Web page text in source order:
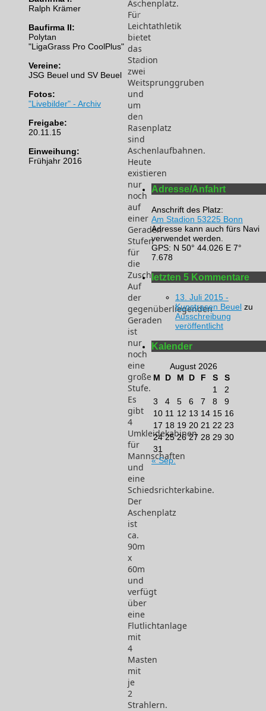
Aschenplatz.
Für
Leichtathletik
bietet
das
Stadion
zwei
Weitsprunggruben
und
um
den
Rasenplatz
sind
Aschenlaufbahnen.
Heute
existieren
nur
noch
auf
einer
Geraden
Stufen
für
die
Zuschauer.
Auf
der
gegenüberliegenden
Geraden
ist
nur
noch
eine
große
Stufe.
Es
gibt
4
Umkleidekabinen
für
Mannschaften
und
eine
Schiedsrichterkabine.
Der
Aschenplatz
ist
ca.
90m
x
60m
und
verfügt
über
eine
Flutlichtanlage
mit
4
Masten
mit
je
2
Strahlern.
Ralph Krämer
Baufirma II:
Polytan
"LigaGrass Pro CoolPlus"
Vereine:
JSG Beuel und SV Beuel
Fotos:
"Livebilder" - Archiv
Freigabe:
20.11.15
Einweihung:
Frühjahr 2016
Adresse/Anfahrt
Anschrift des Platz:
Am Stadion 53225 Bonn
Adresse kann auch fürs Navi
verwendet werden.
GPS: N 50° 44.026 E 7°
7.678
letzten 5 Kommentare
13. Juli 2015 -
Kunstrasen Beuel zu
Ausschreibung
veröffentlicht
Kalender
August 2026
M
D M D F S
S
1
2
3
4 5 6 7 8
9
10 11 12 13 14 15 16
17 18 19 20 21 22 23
24 25 26 27 28 29 30
31
« Sep.